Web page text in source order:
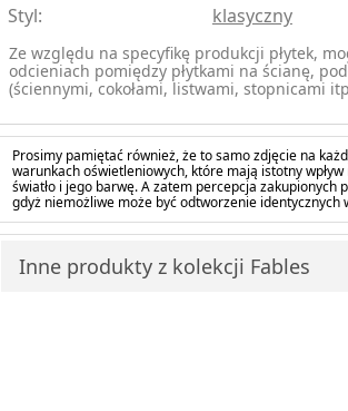
Styl:
klasyczny
Ze względu na specyfikę produkcji płytek,
odcieniach pomiędzy płytkami na ścianę,
(ściennymi, cokołami, listwami, stopnicami
Prosimy pamiętać również, że to samo zdjęcie na
warunkach oświetleniowych, które mają istotny
światło i jego barwę. A zatem percepcja
gdyż niemożliwe może być odtworzenie identycznych
Inne produkty z kolekcji Fables